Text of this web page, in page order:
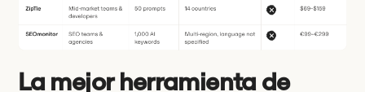
La mejor herramienta de